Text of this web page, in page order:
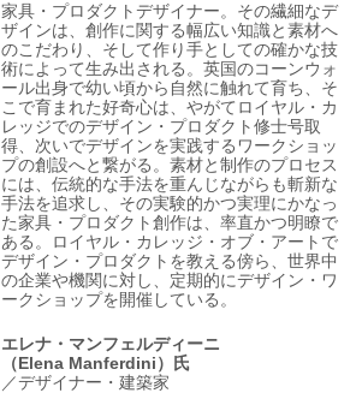
家具・プロダクトデザイナー。その繊細なデ
ザインは、創作に関する幅広い知識と素材へ
のこだわり、そして作り手としての確かな技
術によって生み出される。英国のコーンウォ
ール出身で幼い頃から自然に触れて育ち、そ
こで育まれた好奇心は、やがてロイヤル・カ
レッジでのデザイン・プロダクト修士号取
得、次いでデザインを実践するワークショッ
プの創設へと繋がる。素材と制作のプロセス
には、伝統的な手法を重んじながらも斬新な
手法を追求し、その実験的かつ実理にかなっ
た家具・プロダクト創作は、率直かつ明瞭で
ある。ロイヤル・カレッジ・オブ・アートで
デザイン・プロダクトを教える傍ら、世界中
の企業や機関に対し、定期的にデザイン・ワ
ークショップを開催している。
エレナ・マンフェルディーニ
（Elena Manferdini）氏
／デザイナー・建築家